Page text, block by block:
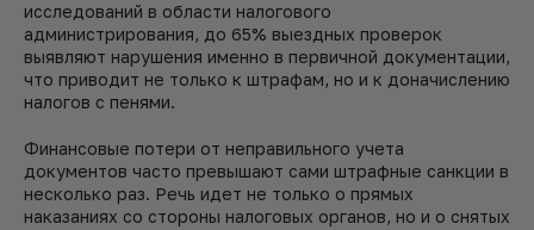
исследований в области налогового
администрирования, до 65% выездных проверок
выявляют нарушения именно в первичной документации,
что приводит не только к штрафам, но и к доначислению
налогов с пенями.
Финансовые потери от неправильного учета
документов часто превышают сами штрафные санкции в
несколько раз. Речь идет не только о прямых
наказаниях со стороны налоговых органов, но и о снятых